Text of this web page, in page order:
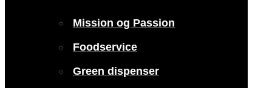
Mission og Passion
Foodservice
Green dispenser